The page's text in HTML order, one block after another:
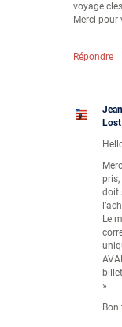
voyage
Merci pour
Répondre
Lost
doit
Le
»
Bon